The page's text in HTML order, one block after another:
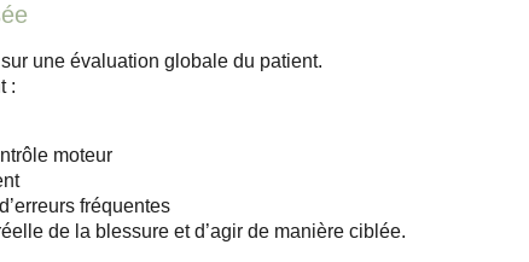
une évaluation globale du patient.
:
moteur
fréquentes
de la blessure et d’agir de manière ciblée.